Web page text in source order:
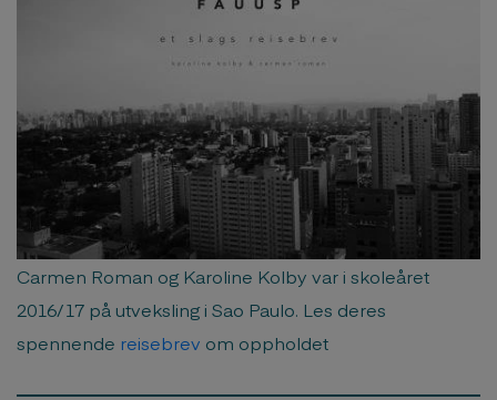
Carmen Roman og Karoline Kolby var i skoleåret
2016/17 på utveksling i Sao Paulo. Les deres
spennende reisebrev om oppholdet